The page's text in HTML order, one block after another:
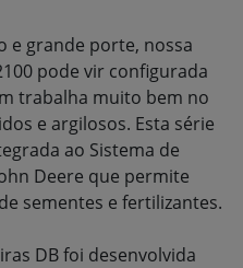
e grande porte, nossa
pode vir configurada
trabalha muito bem no
e argilosos. Esta série
ao Sistema de
Deere que permite
sementes e fertilizantes.
DB foi desenvolvida